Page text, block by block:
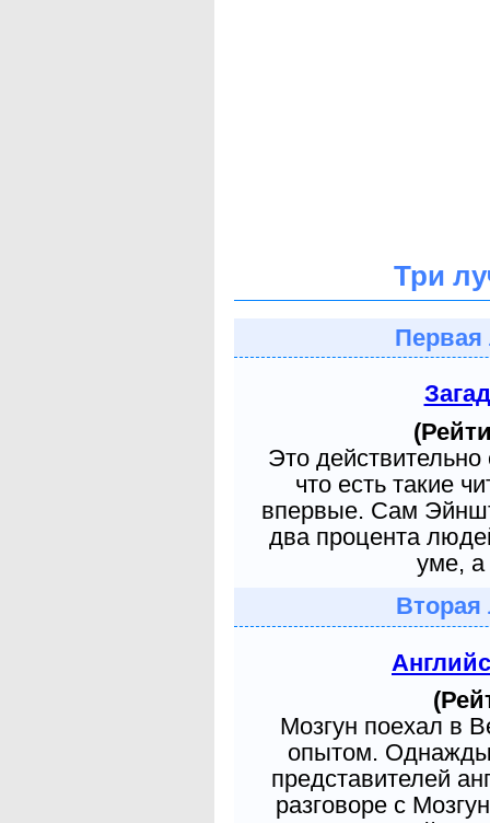
Три
Первая
Это
что есть такие
впервые. Сам
два процента
уме, а
Вторая
Мозгун поехал в
опытом. Однажды
представителей
разговоре с